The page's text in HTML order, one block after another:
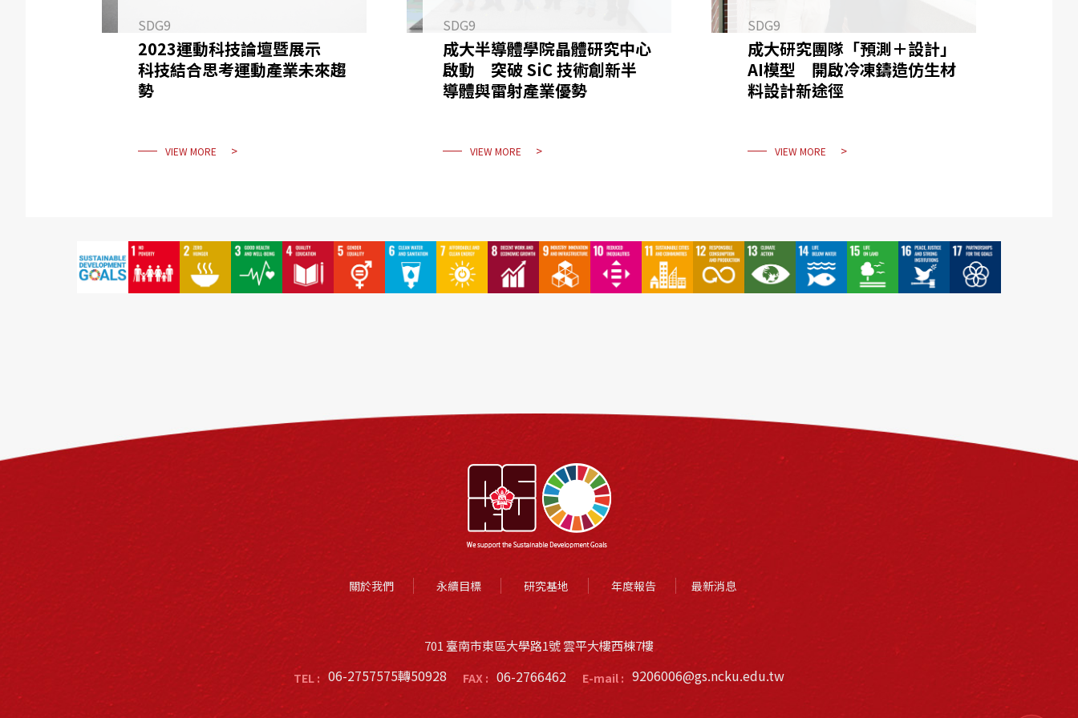
SDG9
2023運動科技論壇暨展示
科技結合思考運動產業未來趨
勢
VIEW MORE
SDG9
成大半導體學院晶體研究中心
啟動 突破 SiC 技術創新半
導體與雷射產業優勢
VIEW MORE
SDG9
成大研究團隊「預測＋設計」
AI模型 開啟冷凍鑄造仿生材
料設計新途徑
VIEW MORE
關於我們 永續目標 研究基地 年度報告 最新消息
701 臺南市東區大學路1號 雲平大樓西棟7樓
TEL : 06-2757575轉50928 FAX : 06-2766462 E-mail : 9206006@gs.ncku.edu.tw